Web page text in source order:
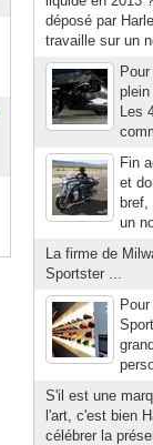
déposé par
travaille sur un
Les
Fin
et
un
La firme de
Sportster ...
S'il est une
l'art, c'est bien
célébrer la